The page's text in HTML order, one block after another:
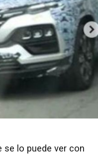
se lo puede ver con